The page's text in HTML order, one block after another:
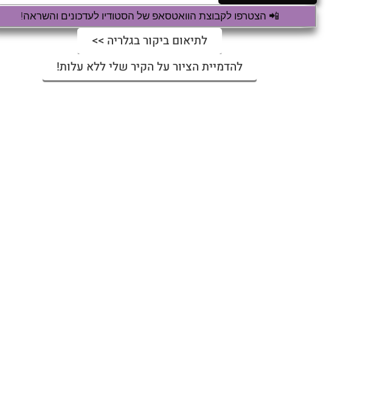
📲 הצטרפו לקבוצת הוואטסאפ של הסטודיו לעדכונים והשראה!
לתיאום ביקור בגלריה >>
להדמיית הציור על הקיר שלי ללא עלות!